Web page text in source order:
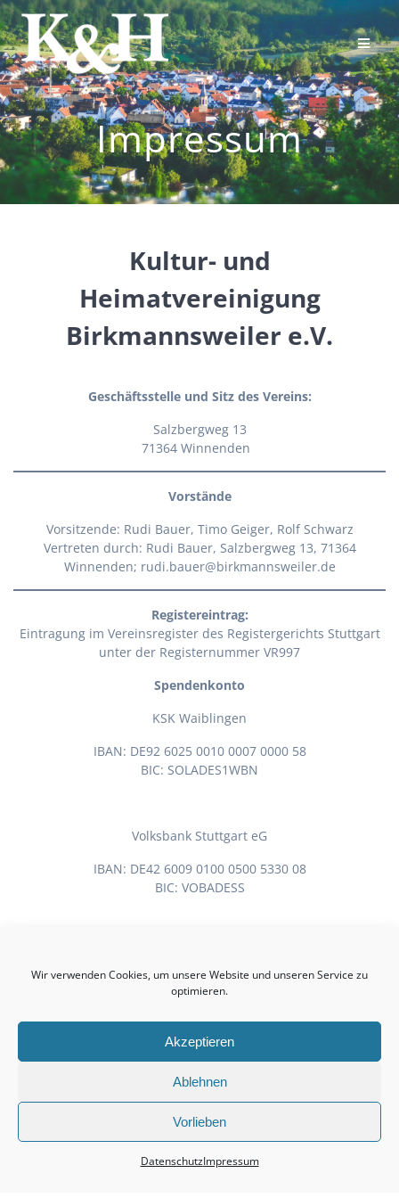
Wir verwenden Cookies, um unsere Website und unseren Service zu
optimieren.
Akzeptieren
Ablehnen
Vorlieben
DatenschutzImpressum
Skip
to
content
Impressum
Kultur- und
Heimatvereinigung
Birkmannsweiler e.V.
Geschäftsstelle und Sitz des Vereins:
Salzbergweg 13
71364 Winnenden
Vorstände
Vorsitzende: Rudi Bauer, Timo Geiger, Rolf Schwarz
Vertreten durch: Rudi Bauer, Salzbergweg 13, 71364
Winnenden; rudi.bauer@birkmannsweiler.de
Registereintrag:
Eintragung im Vereinsregister des Registergerichts Stuttgart
unter der Registernummer VR997
Spendenkonto
KSK Waiblingen
IBAN: DE92 6025 0010 0007 0000 58
BIC: SOLADES1WBN
Volksbank Stuttgart eG
IBAN: DE42 6009 0100 0500 5330 08
BIC: VOBADESS
Birkmannsweiler
© 2026 Kultur- & Heimatvereinigung Birkmannsweiler
Impressum
Datenschutz